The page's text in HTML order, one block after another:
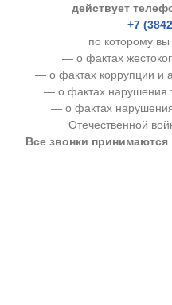
действует
+7
по которому
— о фактах
— о фактах коррупции и
— о фактах нарушения
— о фактах
Отечественной
Все звонки